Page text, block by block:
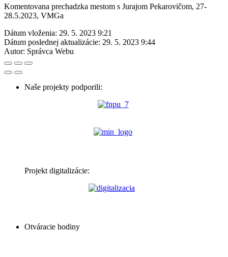
Komentovana prechadzka mestom s Jurajom Pekarovičom, 27-
28.5.2023, VMGa
Dátum vloženia: 29. 5. 2023 9:21
Dátum poslednej aktualizácie: 29. 5. 2023 9:44
Autor: Správca Webu
Naše projekty podporili:
Projekt digitalizácie:
Otváracie hodiny